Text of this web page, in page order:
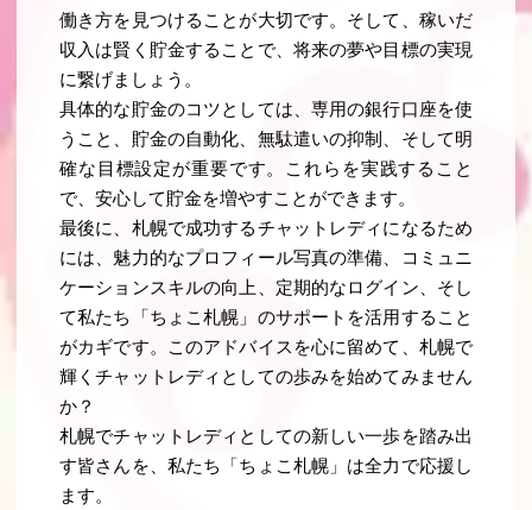
働き方を見つけることが大切です。そして、稼いだ
収入は賢く貯金することで、将来の夢や目標の実現
に繋げましょう。
具体的な貯金のコツとしては、専用の銀行口座を使
うこと、貯金の自動化、無駄遣いの抑制、そして明
確な目標設定が重要です。これらを実践すること
で、安心して貯金を増やすことができます。
最後に、札幌で成功するチャットレディになるため
には、魅力的なプロフィール写真の準備、コミュニ
ケーションスキルの向上、定期的なログイン、そし
て私たち「ちょこ札幌」のサポートを活用すること
がカギです。このアドバイスを心に留めて、札幌で
輝くチャットレディとしての歩みを始めてみません
か？
札幌でチャットレディとしての新しい一歩を踏み出
す皆さんを、私たち「ちょこ札幌」は全力で応援し
ます。